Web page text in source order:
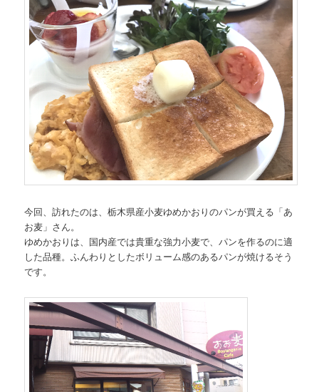
今回、訪れたのは、栃木県産小麦ゆめかおりのパンが買える「あ
お麦」さん。
ゆめかおりは、国内産では貴重な強力小麦で、パンを作るのに適
した品種。ふんわりとしたボリューム感のあるパンが焼けるそう
です。